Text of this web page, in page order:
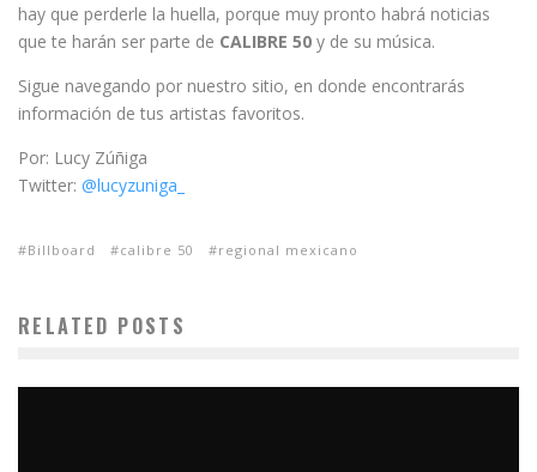
hay que perderle la huella, porque muy pronto habrá noticias
que te harán ser parte de CALIBRE 50 y de su música.
Sigue navegando por nuestro sitio, en donde encontrarás
información de tus artistas favoritos.
Por: Lucy Zúñiga
Twitter: @lucyzuniga_
Billboard calibre 50 regional mexicano
RELATED POSTS